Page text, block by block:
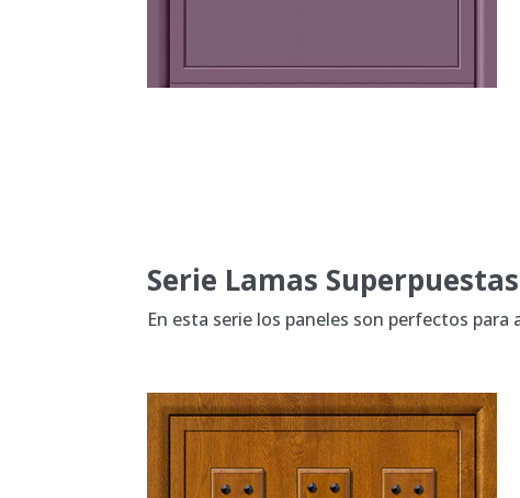
Serie Lamas Superpuestas
En esta serie los paneles son perfectos